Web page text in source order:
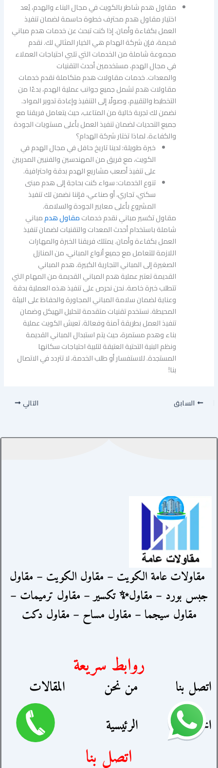
مقاول هدم شاطر بالكويت في مجال البناء والهدم، يُعد
اختيار مقاول هدم محترف خطوة حاسمة لضمان تنفيذ
العمل بكفاءة وأمان. إذا كنت تبحث عن خدمات هدم مباني
قديمة، فإن شركة الهدام هي الخيار المثالي لك. نقدم
مجموعة شاملة من الخدمات التي تلبي احتياجات العملاء
في مجال الهدم، مستخدمين أحدث التقنيات
والمعدات. خدمات مقاولات هدم متكاملة نقدم خدمات
مقاولات هدم تشمل جميع جوانب عملية الهدم، بدءًا من
التخطيط والتقييم، وصولًا إلى التنفيذ وإعادة تدوير المواد.
نضمن لك تجربة خالية من المتاعب، حيث يتعامل فريقنا مع
جميع التحديات لضمان تنفيذ العمل بأعلى مستويات الجودة
والكفاءة. لماذا تختار شركة الهدام؟
خبرة طويلة: لدينا تاريخ حافل في مجال الهدم في
الكويت، مع فريق من المهندسين والفنيين المدربين
على تنفيذ أصعب مشاريع الهدم بدقة واحترافية.
تنوع الخدمات: سواء كنت بحاجة إلى هدم مبنى
سكني، تجاري، أو صناعي، فإننا نضمن لك تنفيذ
المشروع بأعلى معايير الجودة والسلامة.
مقاول تكسير مباني نقدم خدماتمقاول هدممباني
شاملة باستخدام أحدث المعدات والتقنيات لضمان تنفيذ
العمل بكفاءة وأمان. يمتلك فريقنا الخبرة والمهارات
اللازمة للتعامل مع جميع أنواع المباني، من المنازل
الصغيرة إلى المباني التجارية الكبيرة. هدم المباني
القديمة تعتبر عملية هدم المباني القديمة من المهام التي
تتطلب خبرة خاصة. نحن نحرص على تنفيذ هذه العملية بدقة
وعناية لضمان سلامة المباني المجاورة والحفاظ على البيئة
المحيطة. نستخدم تقنيات متقدمة لتحليل الهيكل وضمان
تنفيذ العمل بطريقة آمنة وفعالة. تعيش الكويت عملية
بناء وهدم مستمرة، حيث يتم استبدال المباني القديمة
ونظم البنية التحتية العتيقة لتلبية احتياجات سكانها
المستجدة. للاستفسار أو طلب الخدمة، لا تتردد في الاتصال
بنا!
السابق التالي
مقاولات عامة الكويت – مقاول الكويت – مقاول
جبس بورد – مقاول✨ تكسير – مقاول ترميمات –
مقاول سيجما – مقاول مساح – مقاول دكت
روابط سريعة
اتصل بنا من نحن
المقالات
الخدمات
الرئيسية
اتصل بنا